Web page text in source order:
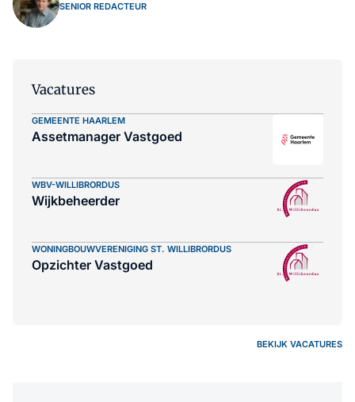
SENIOR REDACTEUR
Vacatures
GEMEENTE HAARLEM
Assetmanager Vastgoed
WBV-WILLIBRORDUS
Wijkbeheerder
WONINGBOUWVERENIGING ST. WILLIBRORDUS
Opzichter Vastgoed
BEKIJK VACATURES